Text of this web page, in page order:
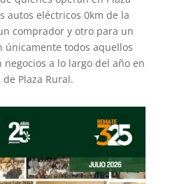
autos eléctricos 0km de la
comprador y otro para un
únicamente todos aquellos
a lo largo del año en
Plaza Rural.